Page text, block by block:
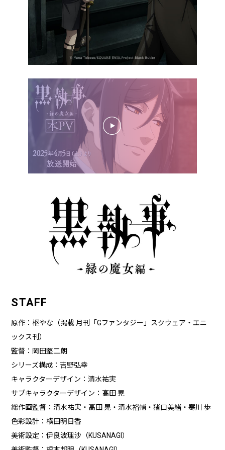
STAFF
原作：枢やな（掲載 月刊「Gファンタジー」スクウェア・エニ
ックス刊）
監督：岡田堅二朗
シリーズ構成：吉野弘幸
キャラクターデザイン：清水祐実
サブキャラクターデザイン：髙田 晃
総作画監督：清水祐実・髙田 晃・清水裕輔・猪口美緒・寒川 歩
色彩設計：横田明日香
美術設定：伊良波理沙（KUSANAGI）